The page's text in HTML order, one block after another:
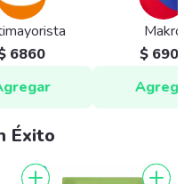
6860
Makro
$ 6900
Agregar
Éxito